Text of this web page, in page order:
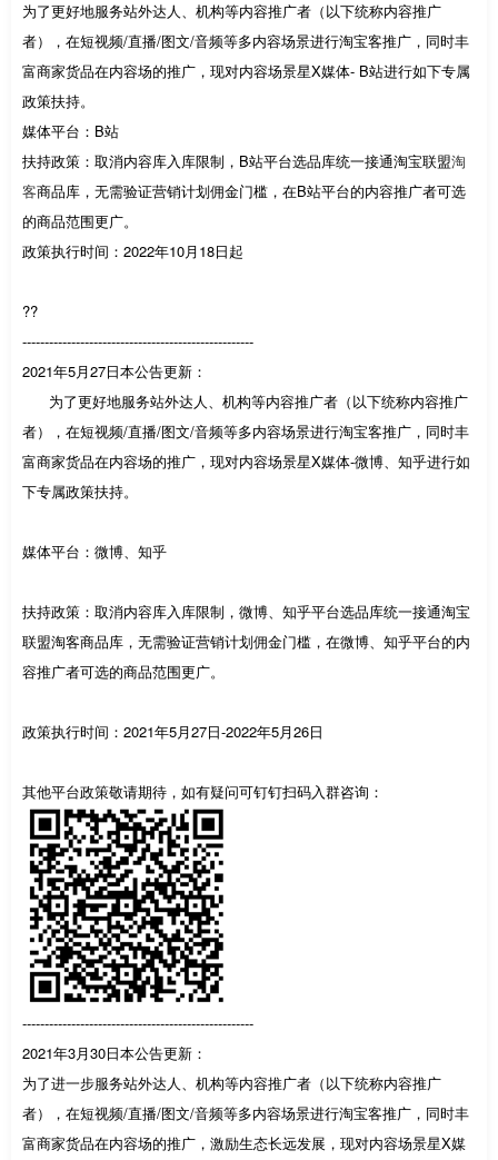
为了更好地服务站外达人、机构等内容推广者（以下统称内容推广
者），在短视频/直播/图文/音频等多内容场景进行淘宝客推广，同时丰
富商家货品在内容场的推广，现对内容场景星X媒体- B站进行如下专属
政策扶持。
媒体平台：B站
扶持政策：取消内容库入库限制，B站平台选品库统一接通淘宝联盟淘
客商品库，无需验证营销计划佣金门槛，在B站平台的内容推广者可选
的商品范围更广。
政策执行时间：2022年10月18日起
??
----------------------------------------------------
2021年5月27日本公告更新：
为了更好地服务站外达人、机构等内容推广者（以下统称内容推广
者），在短视频/直播/图文/音频等多内容场景进行淘宝客推广，同时丰
富商家货品在内容场的推广，现对内容场景星X媒体-微博、知乎进行如
下专属政策扶持。
媒体平台：微博、知乎
扶持政策：取消内容库入库限制，微博、知乎平台选品库统一接通淘宝
联盟淘客商品库，无需验证营销计划佣金门槛，在微博、知乎平台的内
容推广者可选的商品范围更广。
政策执行时间：2021年5月27日-2022年5月26日
其他平台政策敬请期待，如有疑问可钉钉扫码入群咨询：
----------------------------------------------------
2021年3月30日本公告更新：
为了进一步服务站外达人、机构等内容推广者（以下统称内容推广
者），在短视频/直播/图文/音频等多内容场景进行淘宝客推广，同时丰
富商家货品在内容场的推广，激励生态长远发展，现对内容场景星X媒